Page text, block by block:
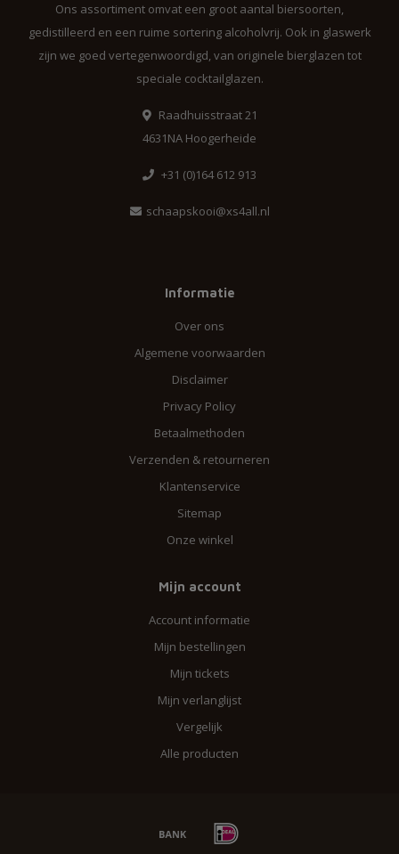
Ons assortiment omvat een groot aantal biersoorten,
gedistilleerd en een ruime sortering alcoholvrij. Ook in glaswerk
zijn we goed vertegenwoordigd, van originele bierglazen tot
speciale cocktailglazen.
Raadhuisstraat 21
4631NA Hoogerheide
+31 (0)164 612 913
schaapskooi@xs4all.nl
Informatie
Over ons
Algemene voorwaarden
Disclaimer
Privacy Policy
Betaalmethoden
Verzenden & retourneren
Klantenservice
Sitemap
Onze winkel
Mijn account
Account informatie
Mijn bestellingen
Mijn tickets
Mijn verlanglijst
Vergelijk
Alle producten